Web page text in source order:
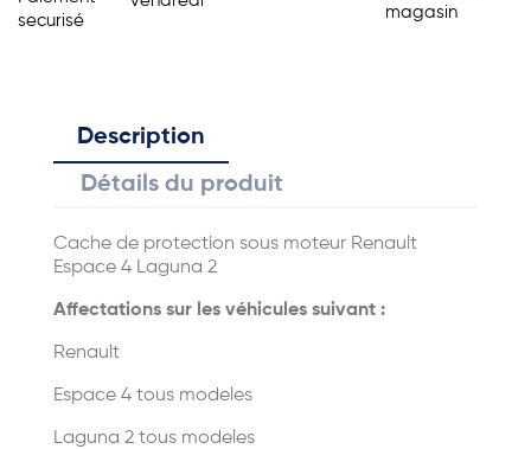
securisé
magasin
Description
Détails du produit
Cache de protection sous moteur Renault
Espace 4 Laguna 2
Affectations sur les véhicules suivant :
Renault
Espace 4 tous modeles
Laguna 2 tous modeles